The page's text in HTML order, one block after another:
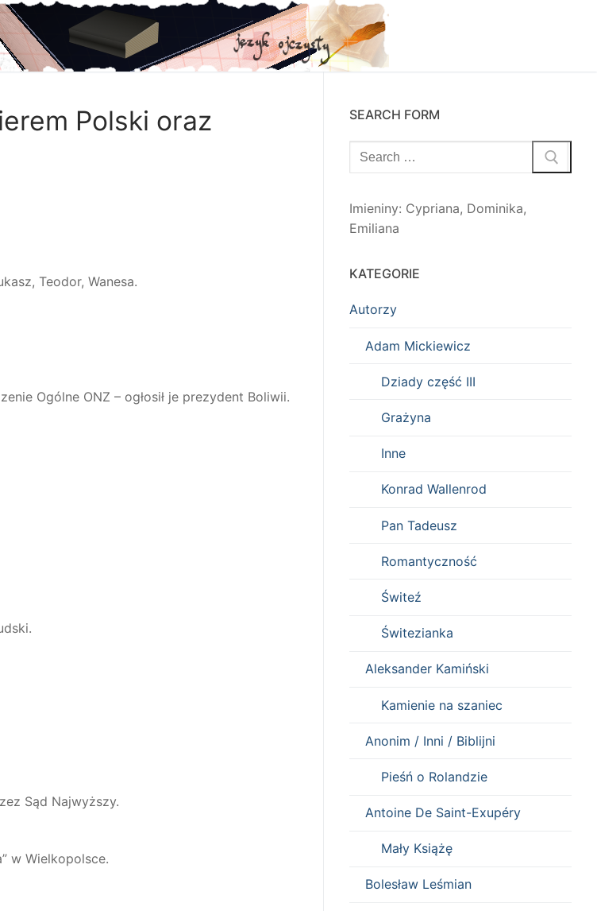
Polski oraz
Teodor, Wanesa.
Ogólne ONZ – ogłosił je prezydent Boliwii.
Sąd Najwyższy.
w Wielkopolsce.
SEARCH FORM
Szukaj:
Imieniny: Cypriana, Dominika,
Emiliana
KATEGORIE
Autorzy
Adam Mickiewicz
Dziady część III
Grażyna
Inne
Konrad Wallenrod
Pan Tadeusz
Romantyczność
Świteź
Świtezianka
Aleksander Kamiński
Kamienie na szaniec
Anonim / Inni / Biblijni
Pieśń o Rolandzie
Antoine De Saint-Exupéry
Mały Książę
Bolesław Leśmian